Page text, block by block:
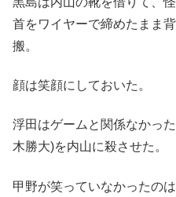
首をワイヤーで締めたまま
搬。
顔は笑顔にしておいた。
浮田はゲームと関係なかっ
木勝大)を内山に殺させた。
甲野が笑っていなかったの